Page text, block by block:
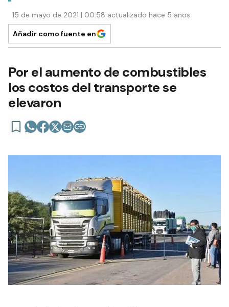
15 de mayo de 2021 | 00:58 actualizado hace 5 años
Añadir como fuente en
Por el aumento de combustibles
los costos del transporte se
elevaron